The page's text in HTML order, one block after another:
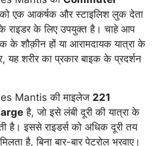
को एक आकर्षक और स्टाइलिश लुक देता
राइडर के लिए उपयुक्त है। चाहे आप
के शौक़ीन हों या आरामदायक यात्रा के
शरीर का प्रकार बाइक के प्रदर्शन
Mantis की माइलेज 221
है, जो इसे लंबी दूरी की यात्रा के
है। इससे राइडर्स को अधिक दूरी तय
है, बिना बार-बार पेट्रोल भरवाए।